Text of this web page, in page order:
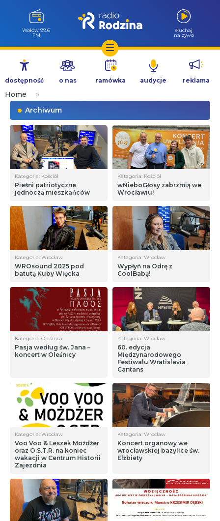
Przejdź
treści
Wołów 99.6
FM
słuchaj
na żywo
dostępność o nas ramówka audycje reklama
Home
»
Archiwum
Kategoria: Kościół
Pieśni patriotyczne
jednoczą mieszkańców
Kategoria: Kościół
wNieboGłosy zabrzmią we
Wrocławiu!
Kategoria: Wrocław
WROsound 2025 pod
batutą Kuby Więcka
Kategoria: Wrocław
Wypłyń na Odrę z
CoolBabą!
Kategoria: Oleśnica
Pasja według św. Jana –
koncert w Oleśnicy
Kategoria: Wrocław
60. edycja
Międzynarodowego
Festiwalu Wratislavia
Cantans
Kategoria: Wrocław
Voo Voo & Leszek Możdżer
oraz O.S.T.R. na koniec
wakacji w Centrum Historii
Zajezdnia
Kategoria: Wrocław
Koncert organowy we
wrocławskiej bazylice św.
Elżbiety